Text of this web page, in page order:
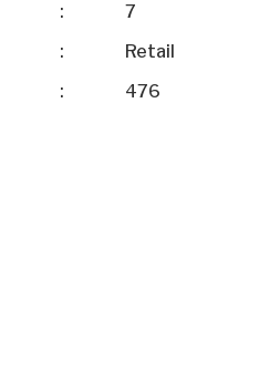
: 7
: Retail
: 476